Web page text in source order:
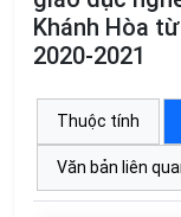
Khánh Hòa
2020-2021
Thuộc tính
Văn bản liên